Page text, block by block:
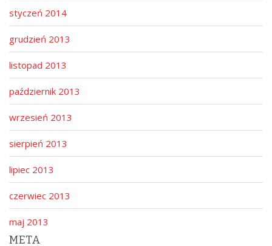
styczeń 2014
grudzień 2013
listopad 2013
październik 2013
wrzesień 2013
sierpień 2013
lipiec 2013
czerwiec 2013
maj 2013
META